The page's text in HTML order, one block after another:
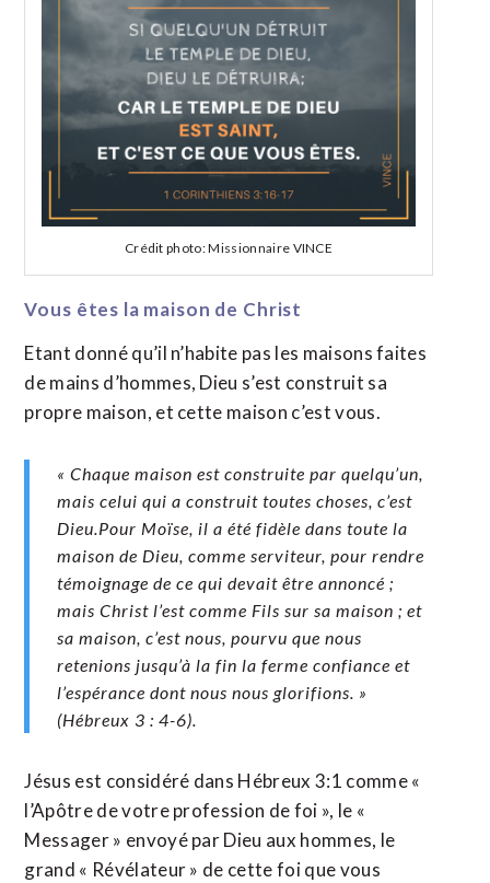
Crédit photo: Missionnaire VINCE
Vous êtes la maison de Christ
Etant donné qu’il n’habite pas les maisons faites
de mains d’hommes, Dieu s’est construit sa
propre maison, et cette maison c’est vous.
« Chaque maison est construite par quelqu’un,
mais celui qui a construit toutes choses, c’est
Dieu.Pour Moïse, il a été fidèle dans toute la
maison de Dieu, comme serviteur, pour rendre
témoignage de ce qui devait être annoncé ;
mais Christ l’est comme Fils sur sa maison ; et
sa maison, c’est nous, pourvu que nous
retenions jusqu’à la fin la ferme confiance et
l’espérance dont nous nous glorifions. »
(Hébreux 3 : 4-6).
Jésus est considéré dans Hébreux 3:1 comme «
l’Apôtre de votre profession de foi », le «
Messager » envoyé par Dieu aux hommes, le
grand « Révélateur » de cette foi que vous